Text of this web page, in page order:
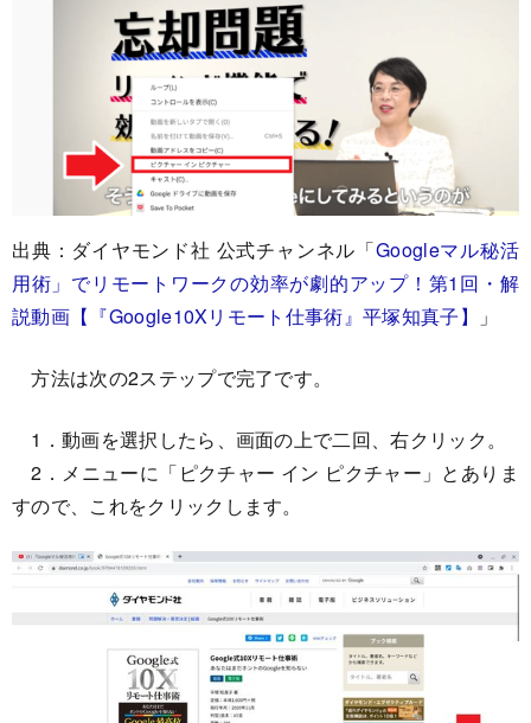
出典：ダイヤモンド社 公式チャンネル「Googleマル秘活
用術」でリモートワークの効率が劇的アップ！第1回・解
説動画【『Google10Xリモート仕事術』平塚知真子】
」
方法は次の2ステップで完了です。
1．動画を選択したら、画面の上で二回、右クリック。
2．メニューに「ピクチャー イン ピクチャー」とありま
すので、これをクリックします。